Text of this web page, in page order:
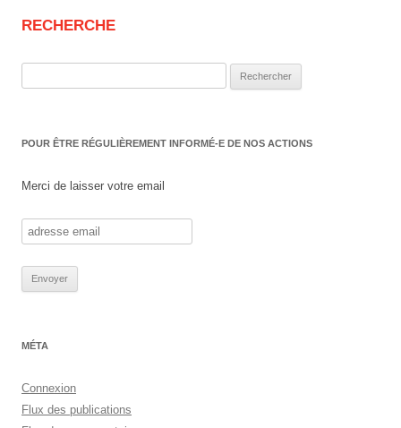
RECHERCHE
POUR ÊTRE RÉGULIÈREMENT INFORMÉ-E DE NOS ACTIONS
Merci de laisser votre email
MÉTA
Connexion
Flux des publications